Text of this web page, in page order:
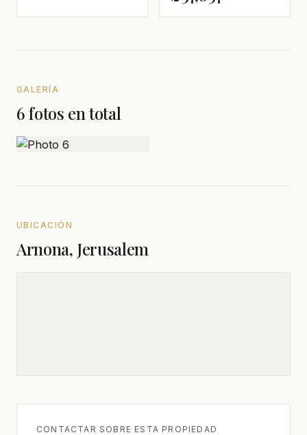
GALERÍA
6 fotos en total
UBICACIÓN
Arnona, Jerusalem
CONTACTAR SOBRE ESTA PROPIEDAD